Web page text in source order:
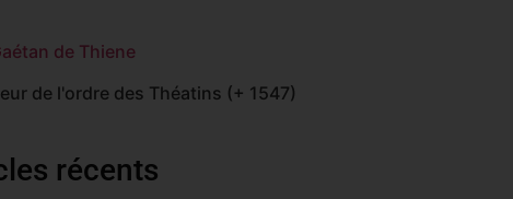
de Thiene
de l'ordre des Théatins (+ 1547)
récents